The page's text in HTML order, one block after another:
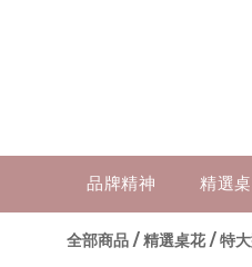
品牌精神 精選
全部商品 /精選桌花/特